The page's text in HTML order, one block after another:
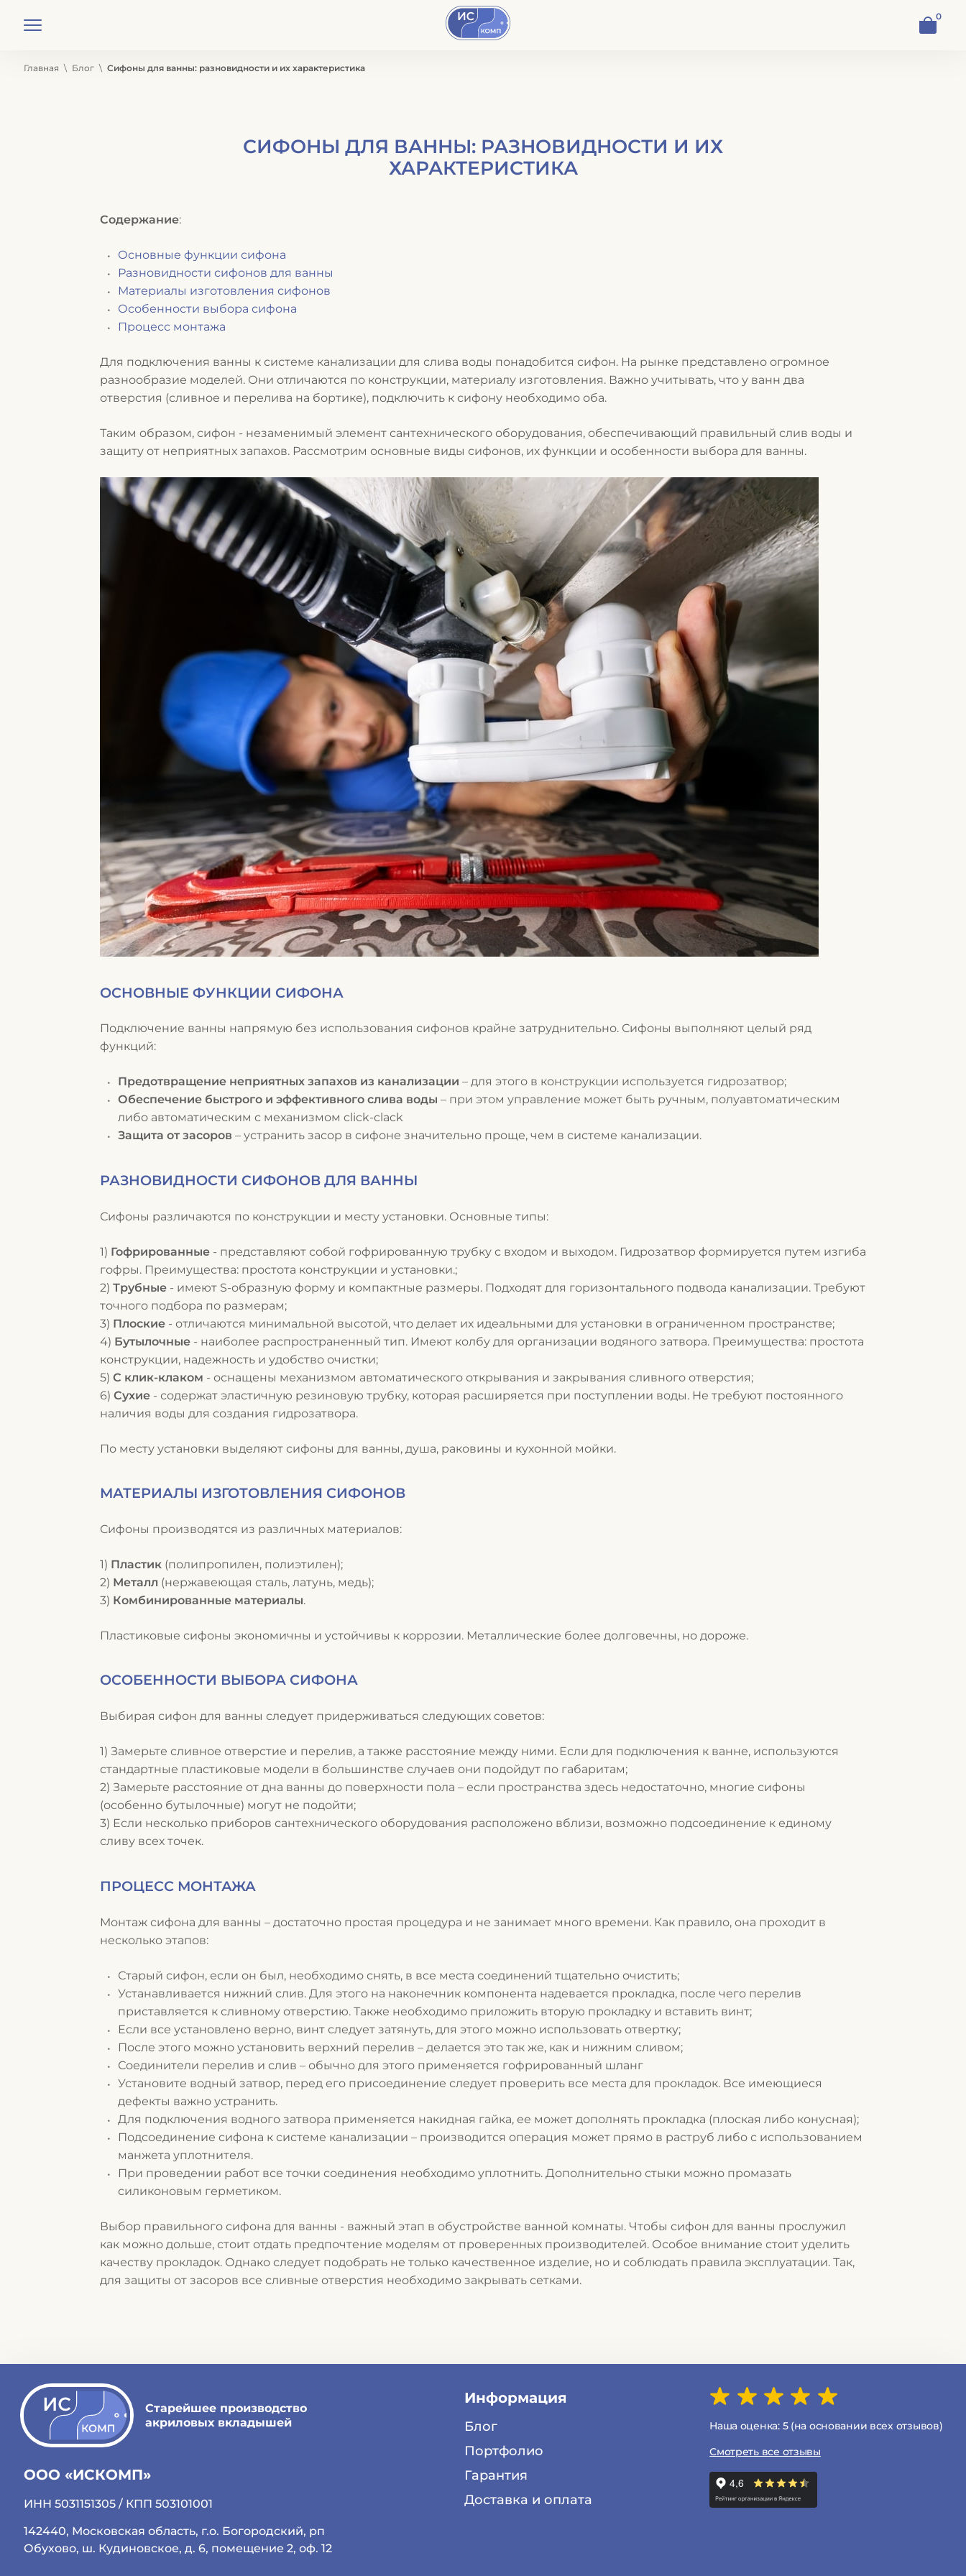
Меню
На
главную
0
Главная Блог Сифоны для ванны: разновидности и их характеристика
СИФОНЫ ДЛЯ ВАННЫ: РАЗНОВИДНОСТИ И ИХ
ХАРАКТЕРИСТИКА
Содержание:
Основные функции сифона
Разновидности сифонов для ванны
Материалы изготовления сифонов
Особенности выбора сифона
Процесс монтажа
Для подключения ванны к системе канализации для слива воды понадобится сифон. На рынке представлено огромное
разнообразие моделей. Они отличаются по конструкции, материалу изготовления. Важно учитывать, что у ванн два
отверстия (сливное и перелива на бортике), подключить к сифону необходимо оба.
Таким образом, сифон - незаменимый элемент сантехнического оборудования, обеспечивающий правильный слив воды и
защиту от неприятных запахов. Рассмотрим основные виды сифонов, их функции и особенности выбора для ванны.
ОСНОВНЫЕ ФУНКЦИИ СИФОНА
Подключение ванны напрямую без использования сифонов крайне затруднительно. Сифоны выполняют целый ряд
функций:
Предотвращение неприятных запахов из канализации – для этого в конструкции используется гидрозатвор;
Обеспечение быстрого и эффективного слива воды – при этом управление может быть ручным, полуавтоматическим
либо автоматическим с механизмом click-clack
Защита от засоров – устранить засор в сифоне значительно проще, чем в системе канализации.
РАЗНОВИДНОСТИ СИФОНОВ ДЛЯ ВАННЫ
Сифоны различаются по конструкции и месту установки. Основные типы:
Гофрированные- представляют собой гофрированную трубку с входом и выходом. Гидрозатвор формируется путем изгиба
гофры. Преимущества: простота конструкции и установки.;
Трубные- имеют S-образную форму и компактные размеры. Подходят для горизонтального подвода канализации. Требуют
точного подбора по размерам;
Плоские- отличаются минимальной высотой, что делает их идеальными для установки в ограниченном пространстве;
Бутылочные- наиболее распространенный тип. Имеют колбу для организации водяного затвора. Преимущества: простота
конструкции, надежность и удобство очистки;
С клик-клаком - оснащены механизмом автоматического открывания и закрывания сливного отверстия;
Сухие- содержат эластичную резиновую трубку, которая расширяется при поступлении воды. Не требуют постоянного
наличия воды для создания гидрозатвора.
По месту установки выделяют сифоны для ванны, душа, раковины и кухонной мойки.
МАТЕРИАЛЫ ИЗГОТОВЛЕНИЯ СИФОНОВ
Сифоны производятся из различных материалов:
Пластик(полипропилен, полиэтилен);
Металл (нержавеющая сталь, латунь, медь);
Комбинированные материалы.
Пластиковые сифоны экономичны и устойчивы к коррозии. Металлические более долговечны, но дороже.
ОСОБЕННОСТИ ВЫБОРА СИФОНА
Выбирая сифон для ванны следует придерживаться следующих советов:
Замерьте сливное отверстие и перелив, а также расстояние между ними. Если для подключения к ванне, используются
стандартные пластиковые модели в большинстве случаев они подойдут по габаритам;
Замерьте расстояние от дна ванны до поверхности пола – если пространства здесь недостаточно, многие сифоны
(особенно бутылочные) могут не подойти;
Если несколько приборов сантехнического оборудования расположено вблизи, возможно подсоединение к единому
сливу всех точек.
ПРОЦЕСС МОНТАЖА
Монтаж сифона для ванны – достаточно простая процедура и не занимает много времени. Как правило, она проходит в
несколько этапов:
Старый сифон, если он был, необходимо снять, в все места соединений тщательно очистить;
Устанавливается нижний слив. Для этого на наконечник компонента надевается прокладка, после чего перелив
приставляется к сливному отверстию. Также необходимо приложить вторую прокладку и вставить винт;
Если все установлено верно, винт следует затянуть, для этого можно использовать отвертку;
После этого можно установить верхний перелив – делается это так же, как и нижним сливом;
Соединители перелив и слив – обычно для этого применяется гофрированный шланг
Установите водный затвор, перед его присоединение следует проверить все места для прокладок. Все имеющиеся
дефекты важно устранить.
Для подключения водного затвора применяется накидная гайка, ее может дополнять прокладка (плоская либо конусная);
Подсоединение сифона к системе канализации – производится операция может прямо в раструб либо с использованием
манжета уплотнителя.
При проведении работ все точки соединения необходимо уплотнить. Дополнительно стыки можно промазать
силиконовым герметиком.
Выбор правильного сифона для ванны - важный этап в обустройстве ванной комнаты. Чтобы сифон для ванны прослужил
как можно дольше, стоит отдать предпочтение моделям от проверенных производителей. Особое внимание стоит уделить
качеству прокладок. Однако следует подобрать не только качественное изделие, но и соблюдать правила эксплуатации. Так,
для защиты от засоров все сливные отверстия необходимо закрывать сетками.
Старейшее производство
акриловых вкладышей
ООО «ИСКОМП»
ИНН 5031151305 / КПП 503101001
142440, Московская область, г.о. Богородский, рп
Обухово, ш. Кудиновское, д. 6, помещение 2, оф. 12
Информация
Блог
Портфолио
Гарантия
Доставка и оплата
Наша оценка: 5 (на основании всех отзывов)
Смотреть все отзывы